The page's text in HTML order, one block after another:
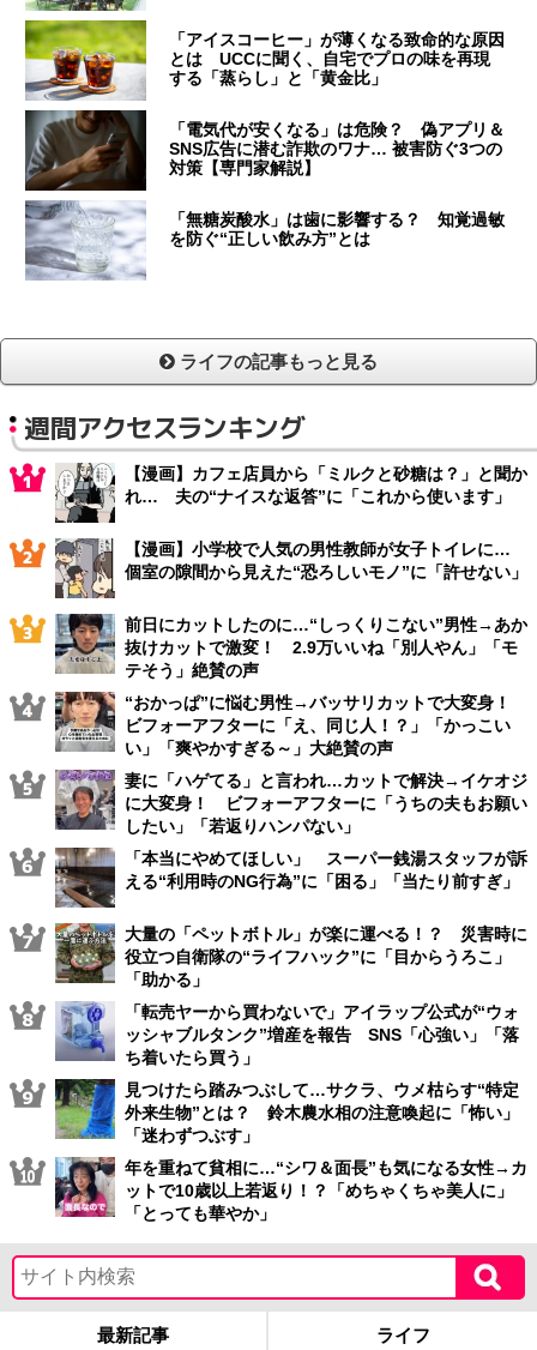
「アイスコーヒー」が薄くなる致命的な原因
とは UCCに聞く、自宅でプロの味を再現
する「蒸らし」と「黄金比」
「電気代が安くなる」は危険？ 偽アプリ＆
SNS広告に潜む詐欺のワナ… 被害防ぐ3つの
対策【専門家解説】
「無糖炭酸水」は歯に影響する？ 知覚過敏
を防ぐ“正しい飲み方”とは
ライフの記事もっと見る
週間アクセスランキング
【漫画】カフェ店員から「ミルクと砂糖は？」と聞か
れ… 夫の“ナイスな返答”に「これから使います」
【漫画】小学校で人気の男性教師が女子トイレに…
個室の隙間から見えた“恐ろしいモノ”に「許せない」
前日にカットしたのに…“しっくりこない”男性→あか
抜けカットで激変！ 2.9万いいね「別人やん」「モ
テそう」絶賛の声
“おかっぱ”に悩む男性→バッサリカットで大変身！
ビフォーアフターに「え、同じ人！？」「かっこい
い」「爽やかすぎる～」大絶賛の声
妻に「ハゲてる」と言われ…カットで解決→イケオジ
に大変身！ ビフォーアフターに「うちの夫もお願い
したい」「若返りハンパない」
「本当にやめてほしい」 スーパー銭湯スタッフが訴
える“利用時のNG行為”に「困る」「当たり前すぎ」
大量の「ペットボトル」が楽に運べる！？ 災害時に
役立つ自衛隊の“ライフハック”に「目からうろこ」
「助かる」
「転売ヤーから買わないで」アイラップ公式が“ウォ
ッシャブルタンク”増産を報告 SNS「心強い」「落
ち着いたら買う」
見つけたら踏みつぶして…サクラ、ウメ枯らす“特定
外来生物”とは？ 鈴木農水相の注意喚起に「怖い」
「迷わずつぶす」
年を重ねて貧相に…“シワ＆面長”も気になる女性→カ
ットで10歳以上若返り！？「めちゃくちゃ美人に」
「とっても華やか」
最新記事 ライフ